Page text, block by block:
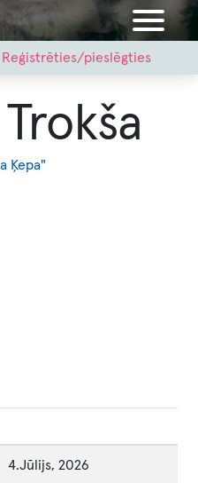
Reģistrēties/pieslēgties
Ķepa"
4.Jūlijs, 2026